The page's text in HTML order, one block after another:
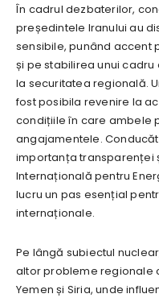
În cadrul dezbaterilor,
președintele Iranului au
sensibile, punând accent
și pe stabilirea unui
la securitatea regională.
fost posibila revenire la
condițiile în care ambele
angajamentele.
importanța transparenței
Internațională pentru
lucru un pas esențial
internaționale.
Pe lângă subiectul
altor probleme regionale
Yemen și Siria, unde